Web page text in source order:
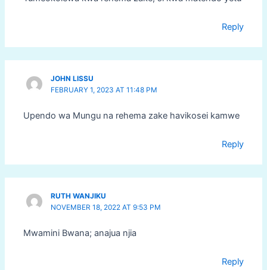
Reply
JOHN LISSU
FEBRUARY 1, 2023 AT 11:48 PM
Upendo wa Mungu na rehema zake havikosei kamwe
Reply
RUTH WANJIKU
NOVEMBER 18, 2022 AT 9:53 PM
Mwamini Bwana; anajua njia
Reply